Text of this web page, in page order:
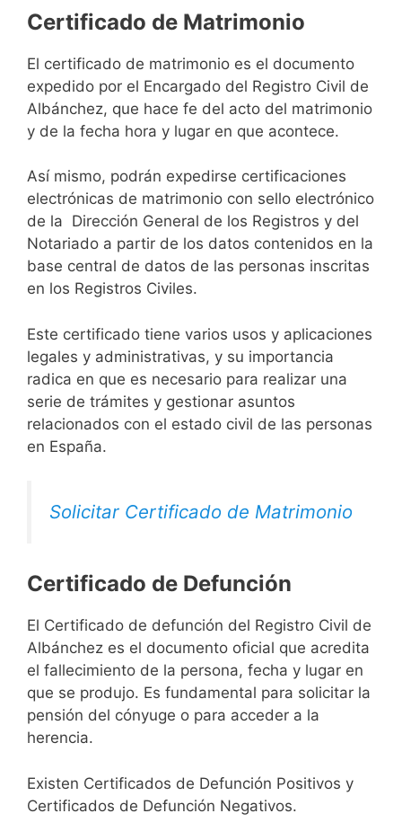
Certificado de Matrimonio
El certificado de matrimonio es el documento
expedido por el Encargado del Registro Civil de
Albánchez, que hace fe del acto del matrimonio
y de la fecha hora y lugar en que acontece.
Así mismo, podrán expedirse certificaciones
electrónicas de matrimonio con sello electrónico
de la Dirección General de los Registros y del
Notariado a partir de los datos contenidos en la
base central de datos de las personas inscritas
en los Registros Civiles.
Este certificado tiene varios usos y aplicaciones
legales y administrativas, y su importancia
radica en que es necesario para realizar una
serie de trámites y gestionar asuntos
relacionados con el estado civil de las personas
en España.
Solicitar Certificado de Matrimonio
Certificado de Defunción
El Certificado de defunción del Registro Civil de
Albánchez es el documento oficial que acredita
el fallecimiento de la persona, fecha y lugar en
que se produjo. Es fundamental para solicitar la
pensión del cónyuge o para acceder a la
herencia.
Existen Certificados de Defunción Positivos y
Certificados de Defunción Negativos.